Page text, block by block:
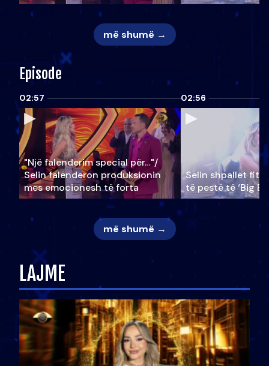
më shumë →
Episode
02:57
"Një falenderim special për…"/
Selin falënderon produksionin
mes emocionesh të forta
02:56
Selin shpallet
të pestë të ‘Big
më shumë →
LAJME